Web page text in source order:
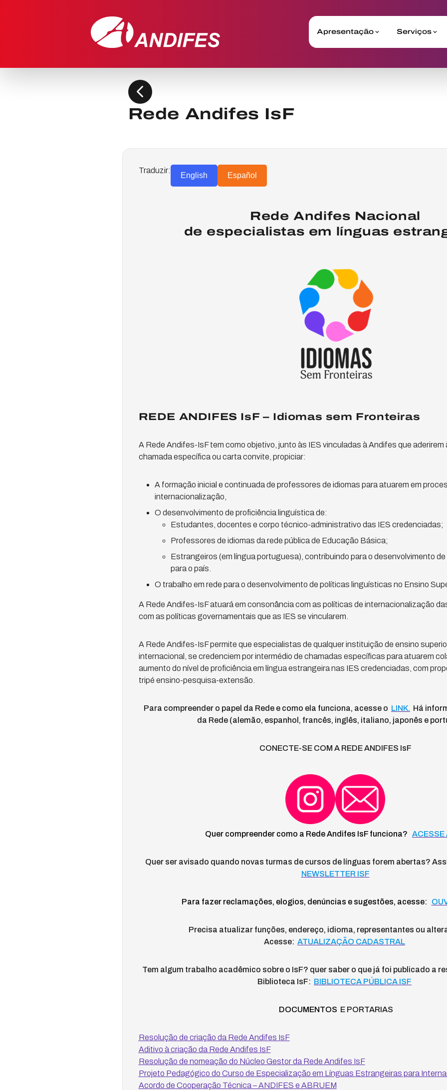
Apresentação Serviços
chevron_left
Rede Andifes IsF
Traduzir:
English Español
Rede Andifes Nacional
de especialistas em línguas
REDE ANDIFES IsF – Idiomas sem Fronteiras
A Rede Andifes-IsF tem como objetivo, junto às IES vinculadas à Andifes que aderirem
chamada específica ou carta convite, propiciar:
A formação inicial e continuada de professores de idiomas para atuarem em
internacionalização,
O desenvolvimento de proficiência linguística de:
Estudantes, docentes e corpo técnico-administrativo das IES credenciadas;
Professores de idiomas da rede pública de Educação Básica;
Estrangeiros (em língua portuguesa), contribuindo para o desenvolvimento
para o país.
O trabalho em rede para o desenvolvimento de políticas linguísticas no Ensino
A Rede Andifes-IsF atuará em consonância com as políticas de internacionalização
com as políticas governamentais que as IES se vincularem.
A Rede Andifes-IsF permite que especialistas de qualquer instituição de ensino
internacional, se credenciem por intermédio de chamadas específicas para atuarem
aumento do nível de proficiência em língua estrangeira nas IES credenciadas, com
tripé ensino-pesquisa-extensão.
Para compreender o papel da Rede e como ela funciona, acesse o LINK. Há
da Rede (alemão, espanhol, francês, inglês, italiano, japonês e
CONECTE-SE COM A REDE ANDIFES IsF
Quer compreender como a Rede Andifes IsF funciona? ACESSE
Quer ser avisado quando novas turmas de cursos de línguas forem abertas?
NEWSLETTER ISF
Para fazer reclamações, elogios, denúncias e sugestões, acesse:
Precisa atualizar funções, endereço, idioma, representantes ou
Acesse: ATUALIZAÇÃO CADASTRAL
Tem algum trabalho acadêmico sobre o IsF? quer saber o que já foi publicado a
Biblioteca IsF: BIBLIOTECA PÚBLICA ISF
DOCUMENTOS E PORTARIAS
Resolução de criação da Rede Andifes IsF
Aditivo à criação da Rede Andifes IsF
Resolução de nomeação do Núcleo Gestor da Rede Andifes IsF
Projeto Pedagógico do Curso de Especialização em Línguas Estrangeiras para
Acordo de Cooperação Técnica – ANDIFES e ABRUEM